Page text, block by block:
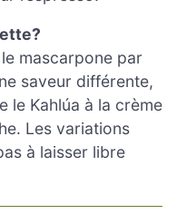
mascarpone par
saveur différente,
le Kahlúa à la crème
Les variations
à laisser libre